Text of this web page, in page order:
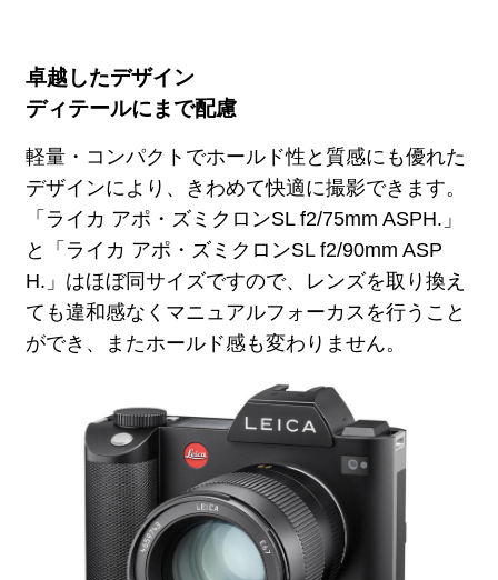
卓越したデザイン
ディテールにまで配慮
軽量・コンパクトでホールド性と質感にも優れた
デザインにより、きわめて快適に撮影できます。
「ライカ アポ・ズミクロンSL f2/75mm ASPH.」
と「ライカ アポ・ズミクロンSL f2/90mm ASP
H.」はほぼ同サイズですので、レンズを取り換え
ても違和感なくマニュアルフォーカスを行うこと
ができ、またホールド感も変わりません。